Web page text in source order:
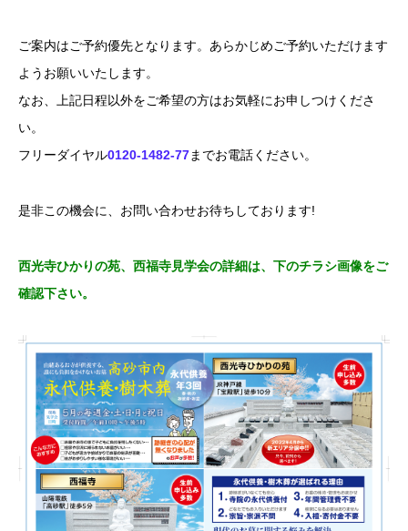
ご案内はご予約優先となります。あらかじめご予約いただけます
ようお願いいたします。
なお、上記日程以外をご希望の方はお気軽にお申しつけくださ
い。
フリーダイヤル0120-1482-77までお電話ください。
是非この機会に、お問い合わせお待ちしております!
西光寺ひかりの苑、西福寺見学会の詳細は、下のチラシ画像をご
確認下さい。